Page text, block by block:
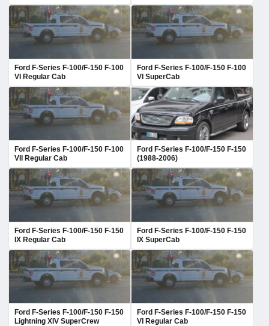
Ford F-Series F-100/F-150 F-100
VI Regular Cab
Ford F-Series F-100/F-150 F-100
VI SuperCab
Ford F-Series F-100/F-150 F-100
VII Regular Cab
Ford F-Series F-100/F-150 F-150
(1988-2006)
Ford F-Series F-100/F-150 F-150
IX Regular Cab
Ford F-Series F-100/F-150 F-150
IX SuperCab
Ford F-Series F-100/F-150 F-150
Lightning XIV SuperCrew
Ford F-Series F-100/F-150 F-150
VI Regular Cab